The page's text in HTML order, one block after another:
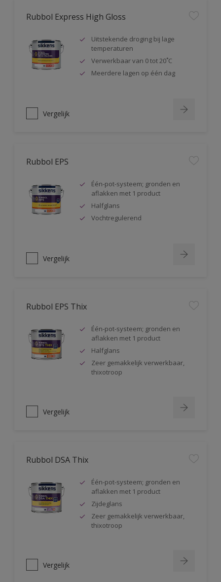
Rubbol Express High Gloss
Uitstekende droging bij lage
temperaturen
Verwerkbaar van 0 tot 20˚C
Meerdere lagen op één dag
Vergelijk
Rubbol EPS
Één-pot-systeem; gronden en
aflakken met 1 product
Halfglans
Vochtregulerend
Vergelijk
Rubbol EPS Thix
Één-pot-systeem; gronden en
aflakken met 1 product
Halfglans
Zeer gemakkelijk verwerkbaar,
thixotroop
Vergelijk
Rubbol DSA Thix
Één-pot-systeem; gronden en
aflakken met 1 product
Zijdeglans
Zeer gemakkelijk verwerkbaar,
thixotroop
Vergelijk